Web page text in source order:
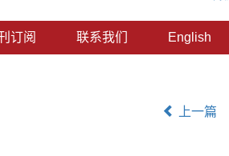
订阅 联系我们 English
上一篇